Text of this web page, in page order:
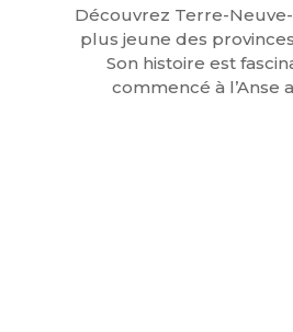
Découvrez Terre-
plus jeune des
Son histoire est
commencé à l’Anse